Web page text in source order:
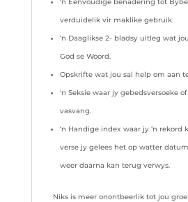
verduidelik vir maklike gebruik.
‘n Daaglikse 2- bladsy uitleg wat
God se Woord.
Opskrifte wat jou sal help om aan
‘n Seksie waar jy gebedsversoeke
vasvang.
‘n Handige index waar jy ‘n rekord
verse jy gelees het op watter
weer daarna kan terug verwys.
Niks is meer onontbeerlik tot jou